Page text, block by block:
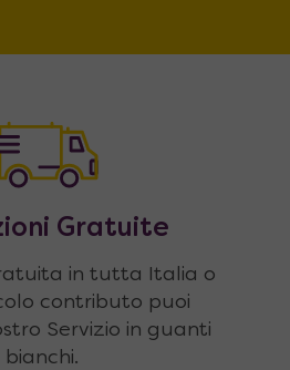
Gratuite
in tutta Italia o
contributo puoi
Servizio in guanti
bianchi.